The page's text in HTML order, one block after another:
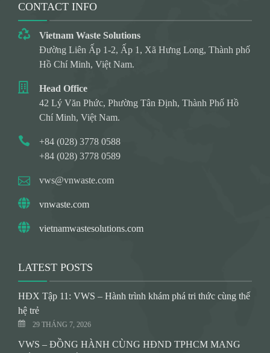
CONTACT INFO
Vietnam Waste Solutions
Đường Liên Ấp 1-2, Ấp 1, Xã Hưng Long, Thành phố
Hồ Chí Minh, Việt Nam.
Head Office
42 Lý Văn Phức, Phường Tân Định, Thành Phố Hồ
Chí Minh, Việt Nam.
+84 (028) 3778 0588
+84 (028) 3778 0589
vws@vnwaste.com
vnwaste.com
vietnamwastesolutions.com
LATEST POSTS
HĐX Tập 11: VWS – Hành trình khám phá tri thức cùng thế
hệ trẻ
29 THÁNG 7, 2026
VWS – ĐỒNG HÀNH CÙNG HĐND TPHCM MANG